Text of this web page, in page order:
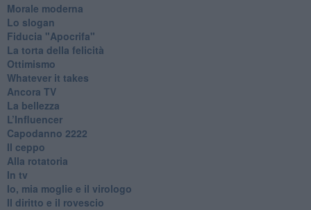
Morale moderna
Lo slogan
Fiducia "Apocrifa"
La torta della felicità
Ottimismo
Whatever it takes
Ancora TV
La bellezza
L’Influencer
​Capodanno 2222
Il ceppo
Alla rotatoria
In tv
Io, mia moglie e il virologo
Il diritto e il rovescio